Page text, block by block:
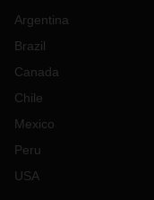
Argentina
Brazil
Canada
Chile
Mexico
Peru
USA